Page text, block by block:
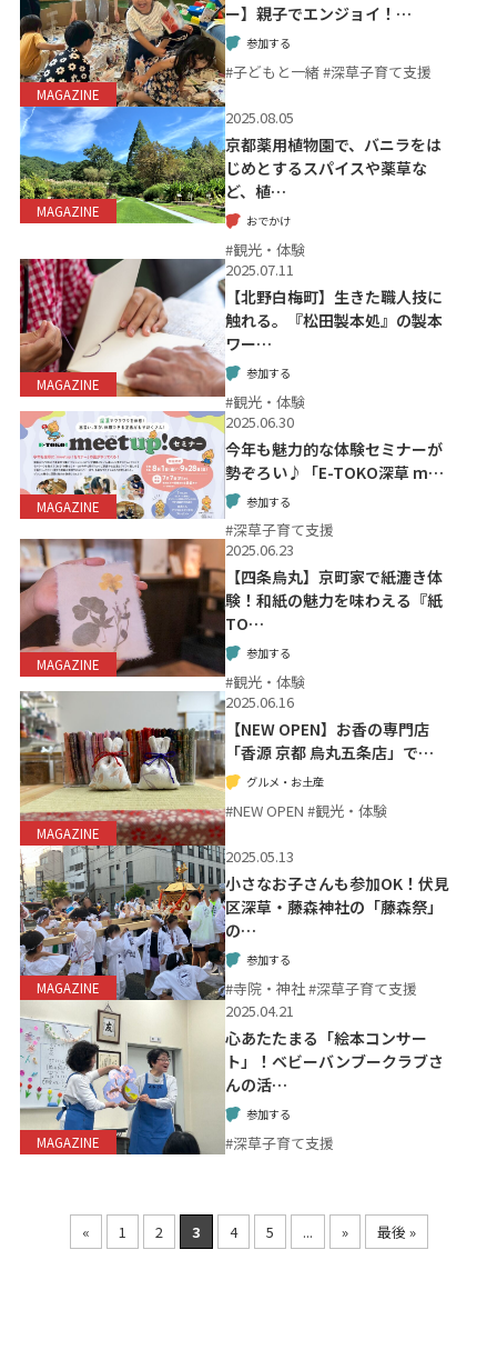
MAGAZINE
ー】親子でエンジョイ！…
参加する
#子どもと一緒 #深草子育て支援
MAGAZINE
2025.08.05
京都薬用植物園で、バニラをは
じめとするスパイスや薬草な
ど、植…
おでかけ
#観光・体験
MAGAZINE
2025.07.11
【北野白梅町】生きた職人技に
触れる。『松田製本処』の製本
ワー…
参加する
#観光・体験
MAGAZINE
2025.06.30
今年も魅力的な体験セミナーが
勢ぞろい♪「E-TOKO深草 m…
参加する
#深草子育て支援
MAGAZINE
2025.06.23
【四条烏丸】京町家で紙漉き体
験！和紙の魅力を味わえる『紙
TO…
参加する
#観光・体験
MAGAZINE
2025.06.16
【NEW OPEN】お香の専門店
「香源 京都 烏丸五条店」で…
グルメ・お土産
#NEW OPEN #観光・体験
MAGAZINE
2025.05.13
小さなお子さんも参加OK！伏見
区深草・藤森神社の「藤森祭」
の…
参加する
#寺院・神社 #深草子育て支援
MAGAZINE
2025.04.21
心あたたまる「絵本コンサー
ト」！ベビーバンブークラブさ
んの活…
参加する
#深草子育て支援
« 1 2 3 4 5 ... » 最後 »